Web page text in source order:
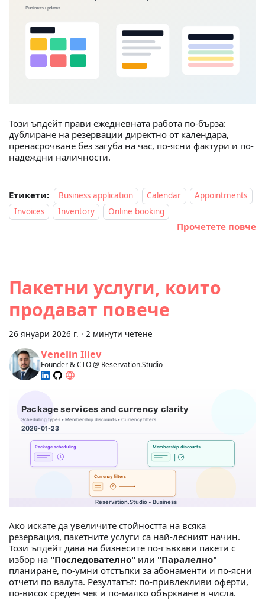
Този ъпдейт прави ежедневната работа по-бърза:
дублиране на резервации директно от календара,
пренасрочване без загуба на час, по-ясни фактури и по-
надеждни наличности.
Етикети: Business application Calendar
Appointments
Invoices
Inventory Online booking
Прочетете повче
Пакетни услуги, които
продават повече
26 януари 2026 г. · 2 минути четене
Venelin Iliev
Founder & CTO @ Reservation.Studio
Ако искате да увеличите стойността на всяка
резервация, пакетните услуги са най‑лесният начин.
Този ъпдейт дава на бизнесите по‑гъвкави пакети с
избор на "Последователно" или "Паралелно"
планиране, по‑умни отстъпки за абонаменти и по‑ясни
отчети по валута. Резултатът: по‑привлекливи оферти,
по‑висок среден чек и по‑малко объркване в числа.